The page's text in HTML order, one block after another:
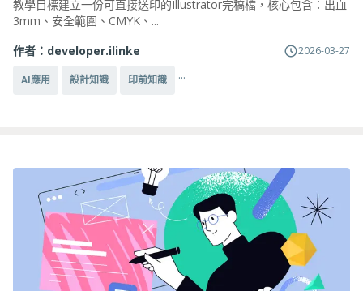
教學目標建立一份可直接送印的Illustrator完稿檔，核心包含：出血
3mm、安全範圍、CMYK、...
作者： developer.ilinke 2026-03-27
AI應用 設計知識 印前知識 ...